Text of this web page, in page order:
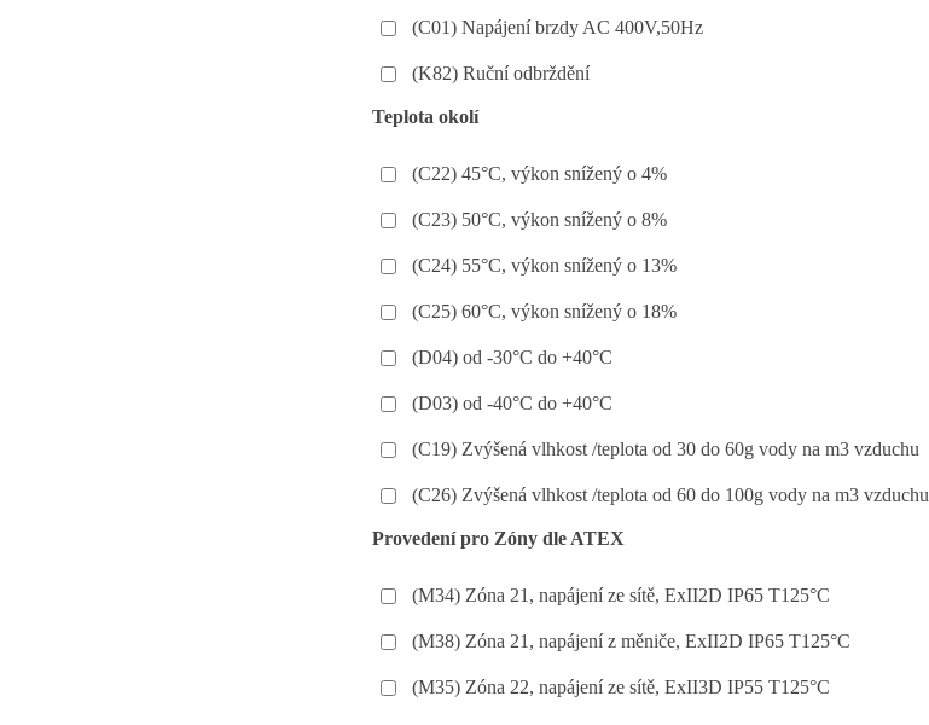
(C01) Napájení brzdy AC 400V,50Hz
(K82) Ruční odbrždění
Teplota okolí
(C22) 45°C, výkon snížený o 4%
(C23) 50°C, výkon snížený o 8%
(C24) 55°C, výkon snížený o 13%
(C25) 60°C, výkon snížený o 18%
(D04) od -30°C do +40°C
(D03) od -40°C do +40°C
(C19) Zvýšená vlhkost /teplota od 30 do 60g vody na m3 vzduchu
(C26) Zvýšená vlhkost /teplota od 60 do 100g vody na m3 vzduchu
Provedení pro Zóny dle ATEX
(M34) Zóna 21, napájení ze sítě, ExII2D IP65 T125°C
(M38) Zóna 21, napájení z měniče, ExII2D IP65 T125°C
(M35) Zóna 22, napájení ze sítě, ExII3D IP55 T125°C